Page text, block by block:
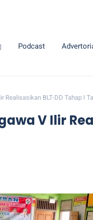
Podcast
Realisasikan BLT-DD Tahap I
V Ilir